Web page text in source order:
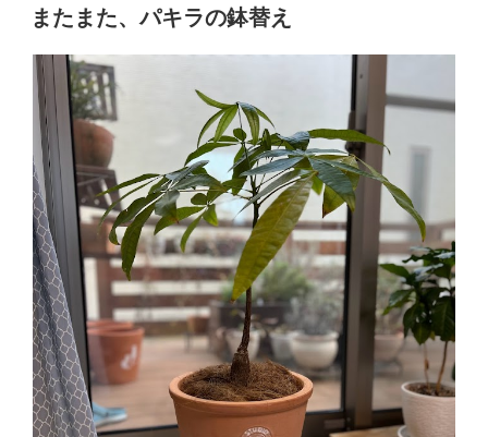
稿
日:
またまた、パキラの鉢替え